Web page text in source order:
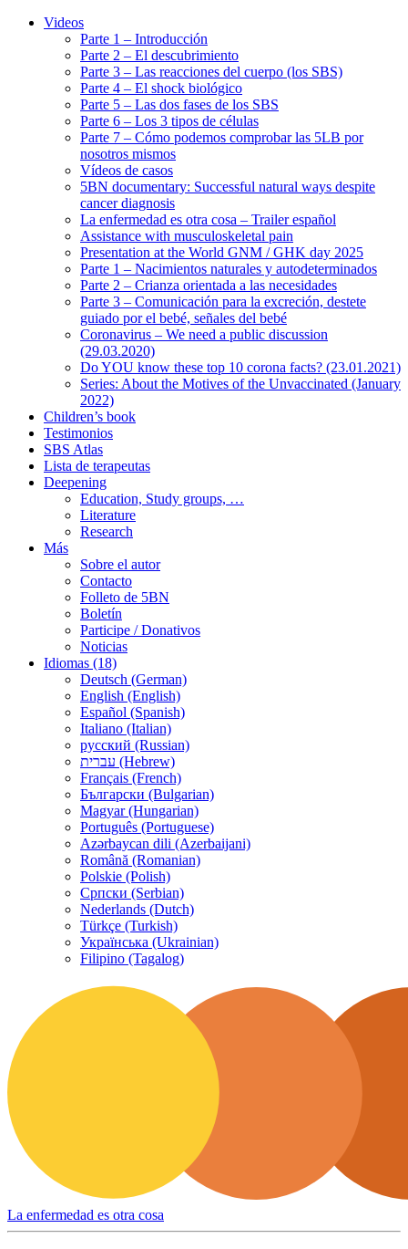
Videos
Parte 1 – Introducción
Parte 2 – El descubrimiento
Parte 3 – Las reacciones del cuerpo (los SBS)
Parte 4 – El shock biológico
Parte 5 – Las dos fases de los SBS
Parte 6 – Los 3 tipos de células
Parte 7 – Cómo podemos comprobar las 5LB por
nosotros mismos
Vídeos de casos
5BN documentary: Successful natural ways despite
cancer diagnosis
La enfermedad es otra cosa – Trailer español
Assistance with musculoskeletal pain
Presentation at the World GNM / GHK day 2025
Parte 1 – Nacimientos naturales y autodeterminados
Parte 2 – Crianza orientada a las necesidades
Parte 3 – Comunicación para la excreción, destete
guiado por el bebé, señales del bebé
Coronavirus – We need a public discussion
(29.03.2020)
Do YOU know these top 10 corona facts? (23.01.2021)
Series: About the Motives of the Unvaccinated (January
2022)
Children’s book
Testimonios
SBS Atlas
Lista de terapeutas
Deepening
Education, Study groups, …
Literature
Research
Más
Sobre el autor
Contacto
Folleto de 5BN
Boletín
Participe / Donativos
Noticias
Idiomas (18)
Deutsch (German)
English (English)
Español (Spanish)
Italiano (Italian)
русский (Russian)
עברית (Hebrew)
Français (French)
Български (Bulgarian)
Magyar (Hungarian)
Português (Portuguese)
Azərbaycan dili (Azerbaijani)
Română (Romanian)
Polskie (Polish)
Српски (Serbian)
Nederlands (Dutch)
Türkçe (Turkish)
Українська (Ukrainian)
Filipino (Tagalog)
La enfermedad es otra cosa